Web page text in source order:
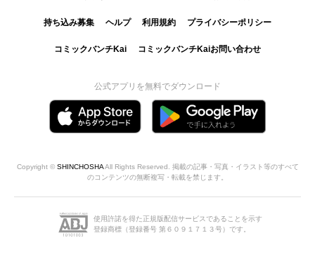
持ち込み募集 ヘルプ 利用規約 プライバシーポリシー
コミックバンチKai コミックバンチKaiお問い合わせ
公式アプリを無料でダウンロード
Copyright © SHINCHOSHAAll Rights Reserved. 掲載の記事・写真・イラスト等のすべて
のコンテンツの無断複写・転載を禁じます。
使用許諾を得た正規版配信サービスであることを示す
登録商標（登録番号 第６０９１７１３号）です。